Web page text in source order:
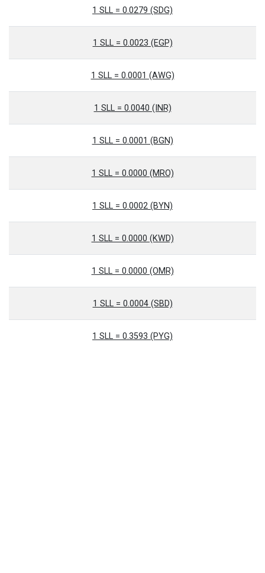
1 SLL = 0.0279 (SDG)
1 SLL = 0.0023 (EGP)
1 SLL = 0.0001 (AWG)
1 SLL = 0.0040 (INR)
1 SLL = 0.0001 (BGN)
1 SLL = 0.0000 (MRO)
1 SLL = 0.0002 (BYN)
1 SLL = 0.0000 (KWD)
1 SLL = 0.0000 (OMR)
1 SLL = 0.0004 (SBD)
1 SLL = 0.3593 (PYG)